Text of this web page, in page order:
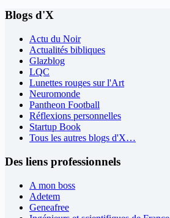
Blogs d'X
Actu du Noir
Actualités bibliques
Glazblog
LQC
Lunettes rouges sur l'Art
Neuromonde
Pantheon Football
Réflexions personnelles
Startup Book
Tous les autres blogs d'X…
Des liens professionnels
A mon boss
Adetem
Geneafree